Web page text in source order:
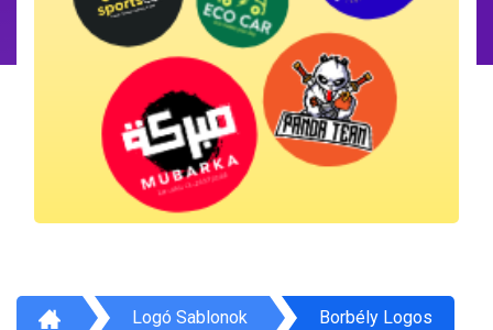
Logó Sablonok Borbély Logos